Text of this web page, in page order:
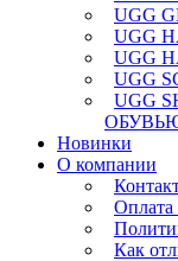
UGG
UGG
UGG
UGG
UGG
Новинки
О компании
Оплата
Как